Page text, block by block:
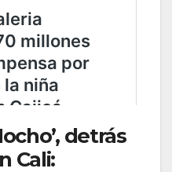
detrás
Cali: